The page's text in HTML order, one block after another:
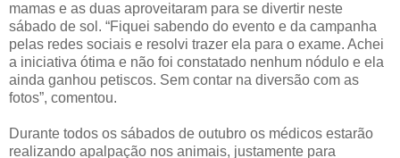
mamas e as duas aproveitaram para se divertir neste
sábado de sol. “Fiquei sabendo do evento e da campanha
pelas redes sociais e resolvi trazer ela para o exame. Achei
a iniciativa ótima e não foi constatado nenhum nódulo e ela
ainda ganhou petiscos. Sem contar na diversão com as
fotos”, comentou.
Durante todos os sábados de outubro os médicos estarão
realizando apalpação nos animais, justamente para